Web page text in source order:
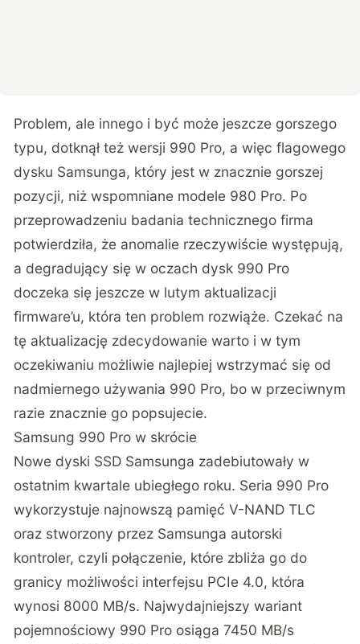
Problem, ale innego i być może jeszcze gorszego
typu, dotknął też wersji 990 Pro, a więc flagowego
dysku Samsunga, który jest w znacznie gorszej
pozycji, niż wspomniane modele 980 Pro. Po
przeprowadzeniu badania technicznego firma
potwierdziła, że anomalie rzeczywiście występują,
a degradujący się w oczach dysk 990 Pro
doczeka się jeszcze w lutym aktualizacji
firmware’u, która ten problem rozwiąże. Czekać na
tę aktualizację zdecydowanie warto i w tym
oczekiwaniu możliwie najlepiej wstrzymać się od
nadmiernego używania 990 Pro, bo w przeciwnym
razie znacznie go popsujecie.
Samsung 990 Pro w skrócie
Nowe dyski SSD Samsunga zadebiutowały w
ostatnim kwartale ubiegłego roku. Seria 990 Pro
wykorzystuje najnowszą pamięć V-NAND TLC
oraz stworzony przez Samsunga autorski
kontroler, czyli połączenie, które zbliża go do
granicy możliwości interfejsu PCIe 4.0, która
wynosi 8000 MB/s. Najwydajniejszy wariant
pojemnościowy 990 Pro osiąga 7450 MB/s